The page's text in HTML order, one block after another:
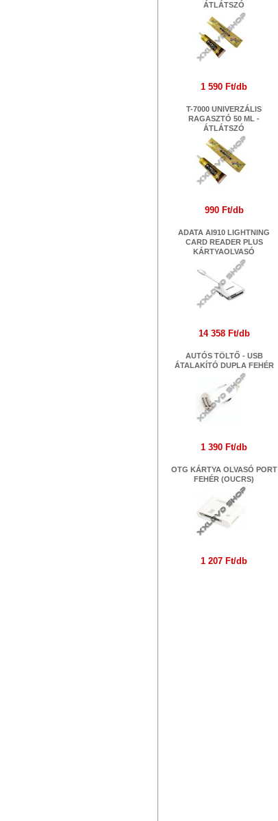
ÁTLÁTSZÓ
1 590 Ft/db
T-7000 UNIVERZÁLIS
RAGASZTÓ 50 ML -
ÁTLÁTSZÓ
990 Ft/db
ADATA AI910 LIGHTNING
CARD READER PLUS
KÁRTYAOLVASÓ
14 358 Ft/db
AUTÓS TÖLTŐ - USB
ÁTALAKÍTÓ DUPLA FEHÉR
1 390 Ft/db
OTG KÁRTYA OLVASÓ PORT
FEHÉR (OUCRS)
1 207 Ft/db